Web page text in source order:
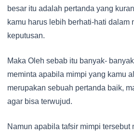
besar itu adalah pertanda yang
kamu harus lebih berhati-hati dalam
keputusan.
Maka Oleh sebab itu banyak-
meminta apabila mimpi yang kamu
merupakan sebuah pertanda baik,
agar bisa terwujud.
Namun apabila tafsir mimpi tersebut